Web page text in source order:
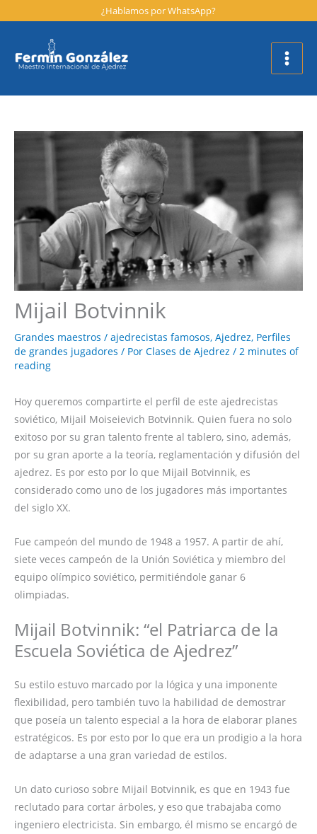
al
¿Hablamos por WhatsApp?
Mijail Botvinnik
Grandes maestros / ajedrecistas famosos, Ajedrez, Perfiles
de grandes jugadores / Por Clases de Ajedrez / 2 minutes of
reading
Hoy queremos compartirte el perfil de este ajedrecistas
soviético, Mijail Moiseievich Botvinnik. Quien fuera no solo
exitoso por su gran talento frente al tablero, sino, además,
por su gran aporte a la teoría, reglamentación y difusión del
ajedrez. Es por esto por lo que Mijail Botvinnik, es
considerado como uno de los jugadores más importantes
del siglo XX.
Fue campeón del mundo de 1948 a 1957. A partir de ahí,
siete veces campeón de la Unión Soviética y miembro del
equipo olímpico soviético, permitiéndole ganar 6
olimpiadas.
Mijail Botvinnik: “el Patriarca de la
Escuela Soviética de Ajedrez”
Su estilo estuvo marcado por la lógica y una imponente
flexibilidad, pero también tuvo la habilidad de demostrar
que poseía un talento especial a la hora de elaborar planes
estratégicos. Es por esto por lo que era un prodigio a la hora
de adaptarse a una gran variedad de estilos.
Un dato curioso sobre Mijail Botvinnik, es que en 1943 fue
reclutado para cortar árboles, y eso que trabajaba como
ingeniero electricista. Sin embargo, él mismo se encargó de